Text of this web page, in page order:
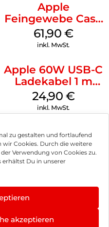
zu gestalten und fortlaufend
wir Cookies. Durch die weitere
Verwendung von Cookies zu.
Du in unserer
akzeptieren
Apple
Feingewebe Case
iPhone 15 Pro
MagSafe Schwarz
61,90 €
inkl. MwSt.
Apple 60W USB-C
Ladekabel 1 m
Weiß
24,90 €
inkl. MwSt.